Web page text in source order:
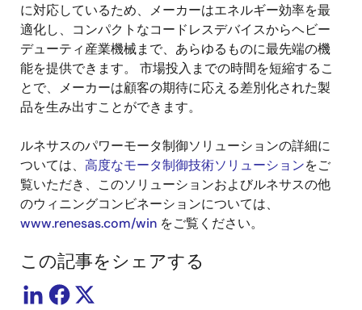
に対応しているため、メーカーはエネルギー効率を最
適化し、コンパクトなコードレスデバイスからヘビー
デューティ産業機械まで、あらゆるものに最先端の機
能を提供できます。 市場投入までの時間を短縮するこ
とで、メーカーは顧客の期待に応える差別化された製
品を生み出すことができます。
ルネサスのパワーモータ制御ソリューションの詳細に
ついては、 高度なモータ制御技術ソリューションをご
覧いただき、このソリューションおよびルネサスの他
のウィニングコンビネーションについては、
www.renesas.com/win をご覧ください。
この記事をシェアする